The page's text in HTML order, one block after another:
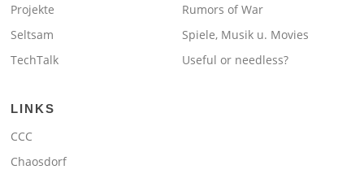
Projekte
Rumors of War
Seltsam
Spiele, Musik u. Movies
TechTalk
Useful or needless?
LINKS
CCC
Chaosdorf